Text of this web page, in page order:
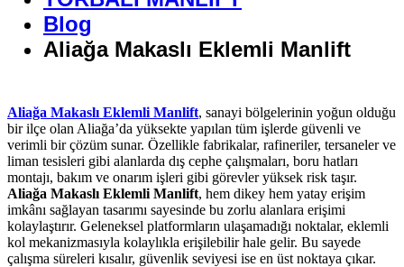
Blog
Aliağa Makaslı Eklemli Manlift
Aliağa Makaslı Eklemli Manlift, sanayi bölgelerinin yoğun olduğu
bir ilçe olan Aliağa’da yüksekte yapılan tüm işlerde güvenli ve
verimli bir çözüm sunar. Özellikle fabrikalar, rafineriler, tersaneler ve
liman tesisleri gibi alanlarda dış cephe çalışmaları, boru hatları
montajı, bakım ve onarım işleri gibi görevler yüksek risk taşır.
Aliağa Makaslı Eklemli Manlift, hem dikey hem yatay erişim
imkânı sağlayan tasarımı sayesinde bu zorlu alanlara erişimi
kolaylaştırır. Geleneksel platformların ulaşamadığı noktalar, eklemli
kol mekanizmasıyla kolaylıkla erişilebilir hale gelir. Bu sayede
çalışma süreleri kısalır, güvenlik seviyesi ise en üst noktaya çıkar.